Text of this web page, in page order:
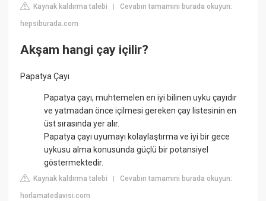
Kaynak kaldırma talebi |Cevabın tamamını burada okuyun:
hepsiburada.com
Akşam hangi çay içilir?
Papatya Çayı
Papatya çayı, muhtemelen en iyi bilinen uyku çayıdır
ve yatmadan önce içilmesi gereken çay listesinin en
üst sırasında yer alır.
Papatya çayı uyumayı kolaylaştırma ve iyi bir gece
uykusu alma konusunda güçlü bir potansiyel
göstermektedir.
Kaynak kaldırma talebi |Cevabın tamamını burada okuyun:
horlamatedavisi.com